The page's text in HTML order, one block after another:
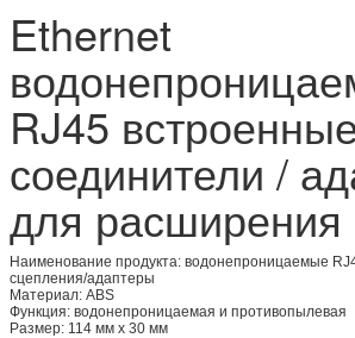
Ethernet
RJ45
соединители /
для расширения
Наименование продукта: водонепроницаемые
сцепления/адаптеры
Материал: ABS
Функция: водонепроницаемая и противопылевая
Размер: 114 мм х 30 мм